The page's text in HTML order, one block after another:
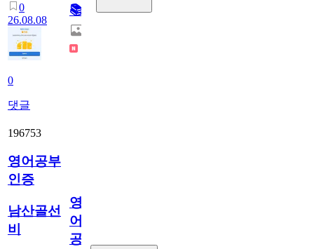
0
26.08.08
0
댓글
📚
196753
영어공부
인증
남산골선
비
영
어
공